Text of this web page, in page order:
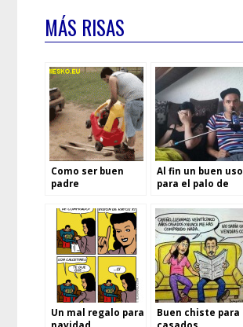
MÁS RISAS
Como ser buen
padre
Al fin un buen uso
para el palo de
Un mal regalo para
Buen chiste para